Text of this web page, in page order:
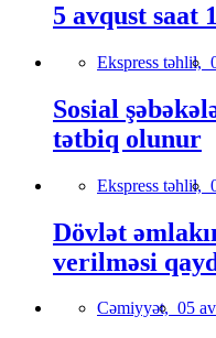
5 avqust saat
Ekspress təhlil,
Sosial
tətbiq olunur
Ekspress təhlil,
Dövlət
verilməsi
Cəmiyyət, 05